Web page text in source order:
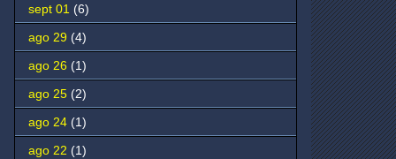
sept 01 (6)
ago 29 (4)
ago 26 (1)
ago 25 (2)
ago 24 (1)
ago 22 (1)